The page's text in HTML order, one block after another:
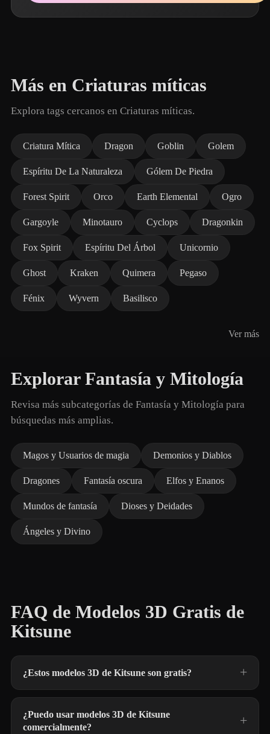
Más en Criaturas míticas
Explora tags cercanos en Criaturas míticas.
Criatura Mítica Dragon Goblin Golem
Espíritu De La Naturaleza Gólem De Piedra
Forest Spirit Orco Earth Elemental Ogro
Gargoyle Minotauro Cyclops Dragonkin
Fox Spirit Espíritu Del Árbol Unicornio
Ghost Kraken Quimera Pegaso
Fénix Wyvern Basilisco
Ver más
Explorar Fantasía y Mitología
Revisa más subcategorías de Fantasía y Mitología para
búsquedas más amplias.
Magos y Usuarios de magia Demonios y Diablos
Dragones Fantasía oscura Elfos y Enanos
Mundos de fantasía Dioses y Deidades
Ángeles y Divino
FAQ de Modelos 3D Gratis de
Kitsune
¿Estos modelos 3D de Kitsune son gratis?
¿Puedo usar modelos 3D de Kitsune
comercialmente?